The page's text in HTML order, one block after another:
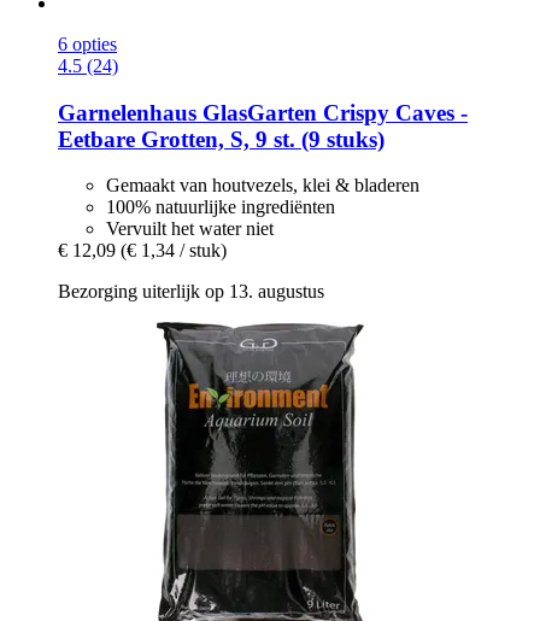
6 opties
4.5 (24)
Garnelenhaus GlasGarten Crispy Caves -​
Eetbare Grotten, S, 9 st. (9 stuks)
Gemaakt van houtvezels, klei & bladeren
100% natuurlijke ingrediënten
Vervuilt het water niet
€ 12,09 (€ 1,34 / stuk)
Bezorging uiterlijk op 13. augustus